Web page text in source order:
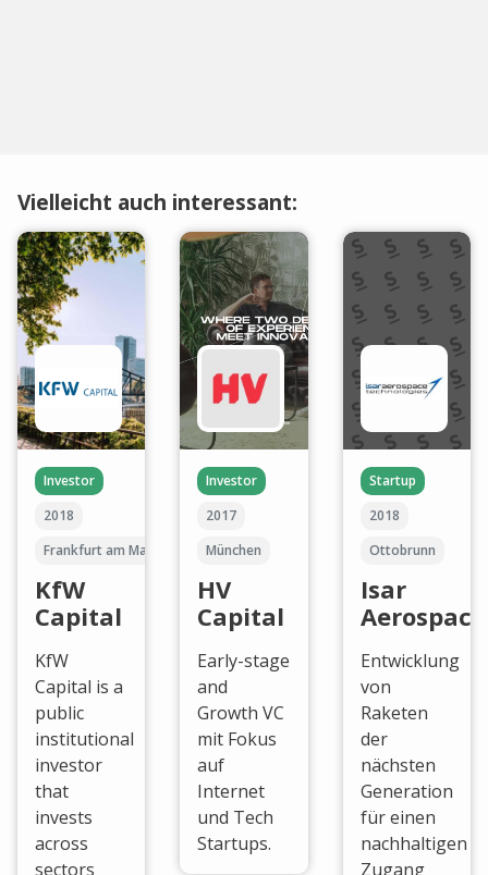
Vielleicht auch interessant:
Investor
2018
Frankfurt am Main
KfW
Capital
KfW
Capital is a
public
institutional
investor
that
invests
across
sectors
Investor
2017
München
HV
Capital
Early-stage
and
Growth VC
mit Fokus
auf
Internet
und Tech
Startups.
Startup
2018
Ottobrunn
Isar
Aerospace
Entwicklung
von
Raketen
der
nächsten
Generation
für einen
nachhaltigen
Zugang